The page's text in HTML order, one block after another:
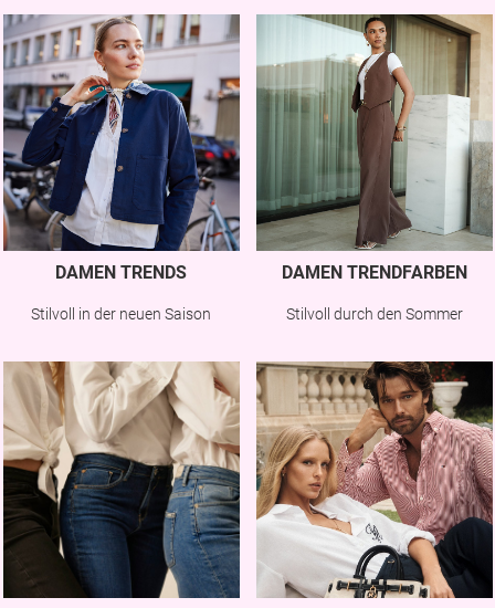
DAMEN TRENDS
Stilvoll in der neuen Saison
DAMEN TRENDFARBEN
Stilvoll durch den Sommer